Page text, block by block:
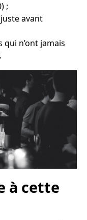
;
avant
qui n’ont jamais
à cette